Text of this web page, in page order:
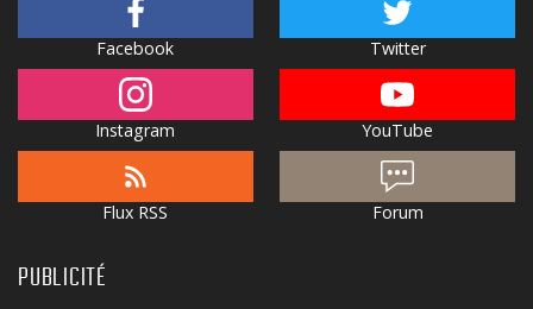
Facebook Twitter
Instagram YouTube
Flux RSS Forum
PUBLICITÉ